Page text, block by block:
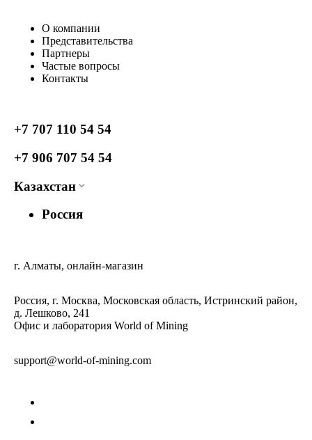
О компании
Представительства
Партнеры
Частые вопросы
Контакты
+7 707 110 54 54
+7 906 707 54 54
Казахстан
Россия
г. Алматы, онлайн-магазин
Россия, г. Москва, Московская область, Истринский район,
д. Лешково, 241
Офис и лаборатория World of Mining
support@world-of-mining.com